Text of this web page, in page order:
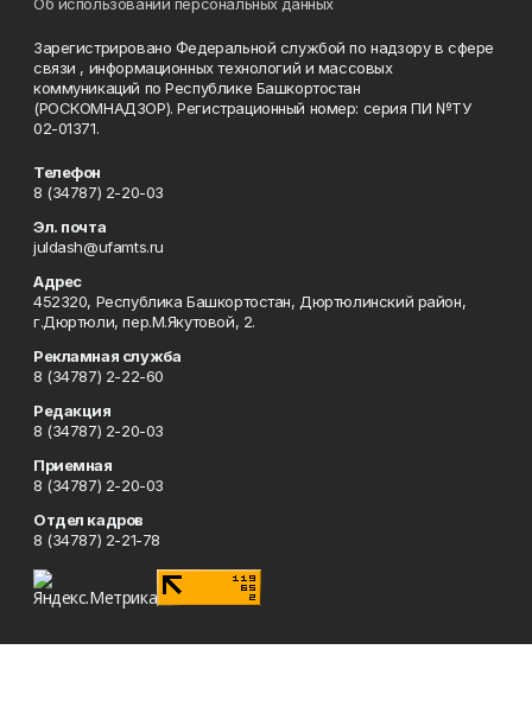
Зарегистрировано Федеральной службой по надзору в сфере
связи , информационных технологий и массовых
коммуникаций по Республике Башкортостан
(РОСКОМНАДЗОР). Регистрационный номер: серия ПИ №ТУ
02-01371.
Телефон
8 (34787) 2-20-03
Эл. почта
juldash@ufamts.ru
Адрес
452320, Республика Башкортостан, Дюртюлинский район,
г.Дюртюли, пер.М.Якутовой, 2.
Рекламная служба
8 (34787) 2-22-60
Редакция
8 (34787) 2-20-03
Приемная
8 (34787) 2-20-03
Отдел кадров
8 (34787) 2-21-78